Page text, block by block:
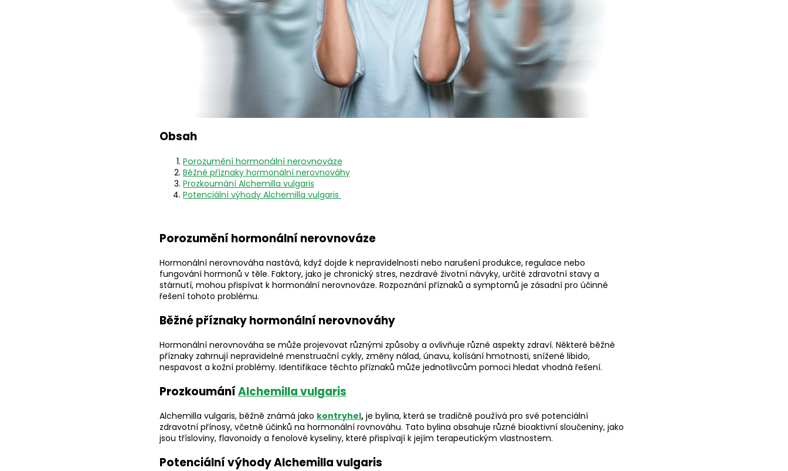
Obsah
Porozumění hormonální nerovnováze
Běžné příznaky hormonální nerovnováhy
Prozkoumání Alchemilla vulgaris
Potenciální výhody Alchemilla vulgaris
Porozumění hormonální nerovnováze
Hormonální nerovnováha nastává, když dojde k nepravidelnosti nebo narušení produkce, regulace nebo
fungování hormonů v těle. Faktory, jako je chronický stres, nezdravé životní návyky, určité zdravotní stavy a
stárnutí, mohou přispívat k hormonální nerovnováze. Rozpoznání příznaků a symptomů je zásadní pro účinné
řešení tohoto problému.
Běžné příznaky hormonální nerovnováhy
Hormonální nerovnováha se může projevovat různými způsoby a ovlivňuje různé aspekty zdraví. Některé běžné
příznaky zahrnují nepravidelné menstruační cykly, změny nálad, únavu, kolísání hmotnosti, snížené libido,
nespavost a kožní problémy. Identifikace těchto příznaků může jednotlivcům pomoci hledat vhodná řešení.
ProzkoumáníAlchemilla vulgaris
Alchemilla vulgaris, běžně známá jako kontryhel, je bylina, která se tradičně používá pro své potenciální
zdravotní přínosy, včetně účinků na hormonální rovnováhu. Tato bylina obsahuje různé bioaktivní sloučeniny, jako
jsou třísloviny, flavonoidy a fenolové kyseliny, které přispívají k jejím terapeutickým vlastnostem.
Potenciální výhody Alchemilla vulgaris